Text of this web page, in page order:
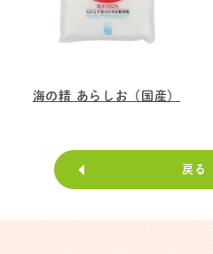
海の精 あらしお（国産）
戻る